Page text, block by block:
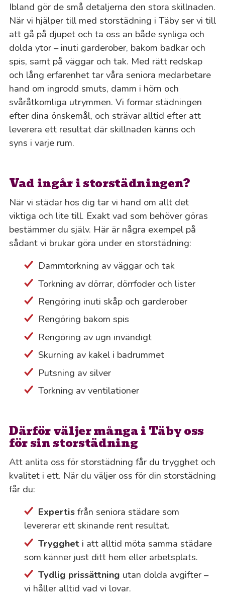
Ibland gör de små detaljerna den stora skillnaden.
När vi hjälper till med storstädning i Täby ser vi till
att gå på djupet och ta oss an både synliga och
dolda ytor – inuti garderober, bakom badkar och
spis, samt på väggar och tak. Med rätt redskap
och lång erfarenhet tar våra seniora medarbetare
hand om ingrodd smuts, damm i hörn och
svåråtkomliga utrymmen. Vi formar städningen
efter dina önskemål, och strävar alltid efter att
leverera ett resultat där skillnaden känns och
syns i varje rum.
Vad ingår i storstädningen?
När vi städar hos dig tar vi hand om allt det
viktiga och lite till. Exakt vad som behöver göras
bestämmer du själv. Här är några exempel på
sådant vi brukar göra under en storstädning:
Dammtorkning av väggar och tak
Torkning av dörrar, dörrfoder och lister
Rengöring inuti skåp och garderober
Rengöring bakom spis
Rengöring av ugn invändigt
Skurning av kakel i badrummet
Putsning av silver
Torkning av ventilationer
Därför väljer många i Täby oss
för sin storstädning
Att anlita oss för storstädning får du trygghet och
kvalitet i ett. När du väljer oss för din storstädning
får du:
Expertisfrån seniora städare som
levererar ett skinande rent resultat.
Tryggheti att alltid möta samma städare
som känner just ditt hem eller arbetsplats.
Tydlig prissättning utan dolda avgifter –
vi håller alltid vad vi lovar.